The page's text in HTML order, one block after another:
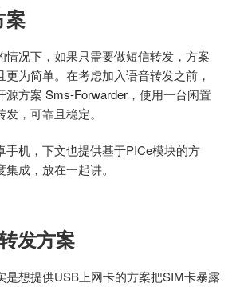
案
情况下，如果只需要做短信转发，方案
为简单。在考虑加入语音转发之前，
源方案 Sms-Forwarder ，使用一台闲置
，可靠且稳定。
手机，下文也提供基于PICe模块的方
成，放在一起讲。
发方案
是想提供USB上网卡的方案把SIM卡暴露